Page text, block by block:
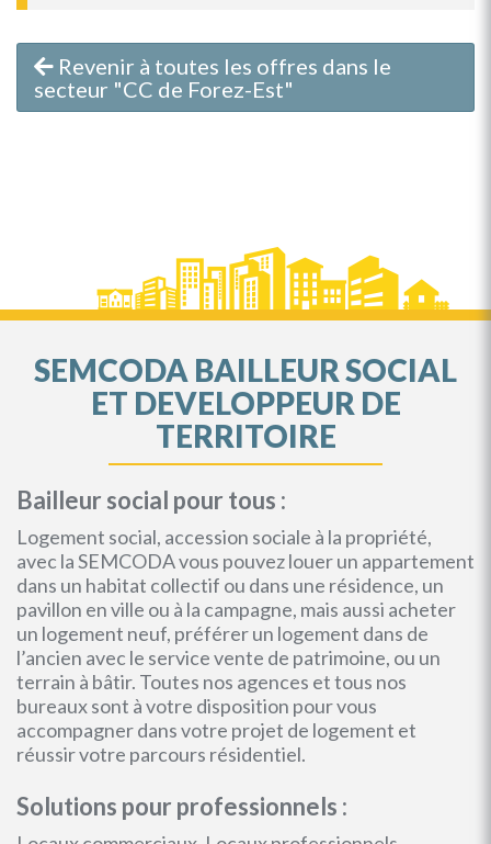
Revenir à toutes les offres dans le
secteur "CC de Forez-Est"
SEMCODA BAILLEUR SOCIAL
ET DEVELOPPEUR DE
TERRITOIRE
Bailleur social pour tous :
Logement social, accession sociale à la propriété,
avec la SEMCODA vous pouvez louer un appartement
dans un habitat collectif ou dans une résidence, un
pavillon en ville ou à la campagne, mais aussi acheter
un logement neuf, préférer un logement dans de
l’ancien avec le service vente de patrimoine, ou un
terrain à bâtir. Toutes nos agences et tous nos
bureaux sont à votre disposition pour vous
accompagner dans votre projet de logement et
réussir votre parcours résidentiel.
Solutions pour professionnels :